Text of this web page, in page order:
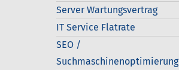
Server Wartungsvertrag
IT Service Flatrate
SEO /
Suchmaschinenoptimierung